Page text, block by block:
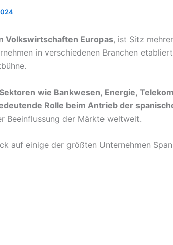
Volkswirtschaften Europas, ist Sitz
in verschiedenen Branchen
wie Bankwesen, Energie,
Rolle beim Antrieb der
Beeinflussung der Märkte weltweit.
auf einige der größten Unternehmen